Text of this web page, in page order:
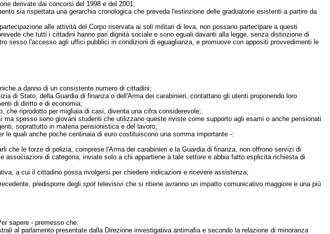
derivate dai concorsi del 1998 e del 2001;
sia rispettata una gerarchia cronologica che preveda l'estinzione delle graduatorie esistenti a partire da
alle attività del Corpo riservata ai soli militari di leva, non possano partecipare a questi
che tutti i cittadini hanno pari dignità sociale e sono eguali davanti alla legge, senza distinzione di
sesso l'accesso agli uffici pubblici in condizioni di eguaglianza, e promuove con appositi provvedimenti le
a danno di un consistente numero di cittadini;
di Stato, della Guardia di finanza o dell'Arma dei carabinieri, contattano gli utenti proponendo loro
di diritto e di economia;
che riprodotto per migliaia di casi, diventa una cifra considerevole;
spesso sono giovani studenti che utilizzano queste riviste come supporto agli esami o anche pensionati
soprattutto in materia pensionistica e del lavoro;
quali anche poche centinaia di euro costituiscono una somma importante -:
che le forze di polizia, comprese l'Arma dei carabinieri e la Guardia di finanza, non offrono servizi di
associazioni di categoria, inviate solo a chi appartiene a tale settore e abbia fatto esplicita richiesta di
a cui il cittadino possa rivolgersi per chiedere indicazioni e ricevere assistenza;
predisporre degli spottelevisivi che si ritiene avranno un impatto comunicativo maggiore e una più
sapere - premesso che:
al parlamento presentate dalla Direzione investigativa antimafia e secondo la relazione di minoranza